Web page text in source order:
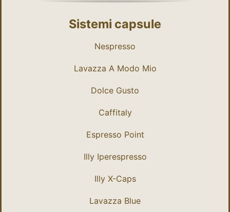
Sistemi capsule
Nespresso
Lavazza A Modo Mio
Dolce Gusto
Caffitaly
Espresso Point
Illy Iperespresso
Illy X-Caps
Lavazza Blue